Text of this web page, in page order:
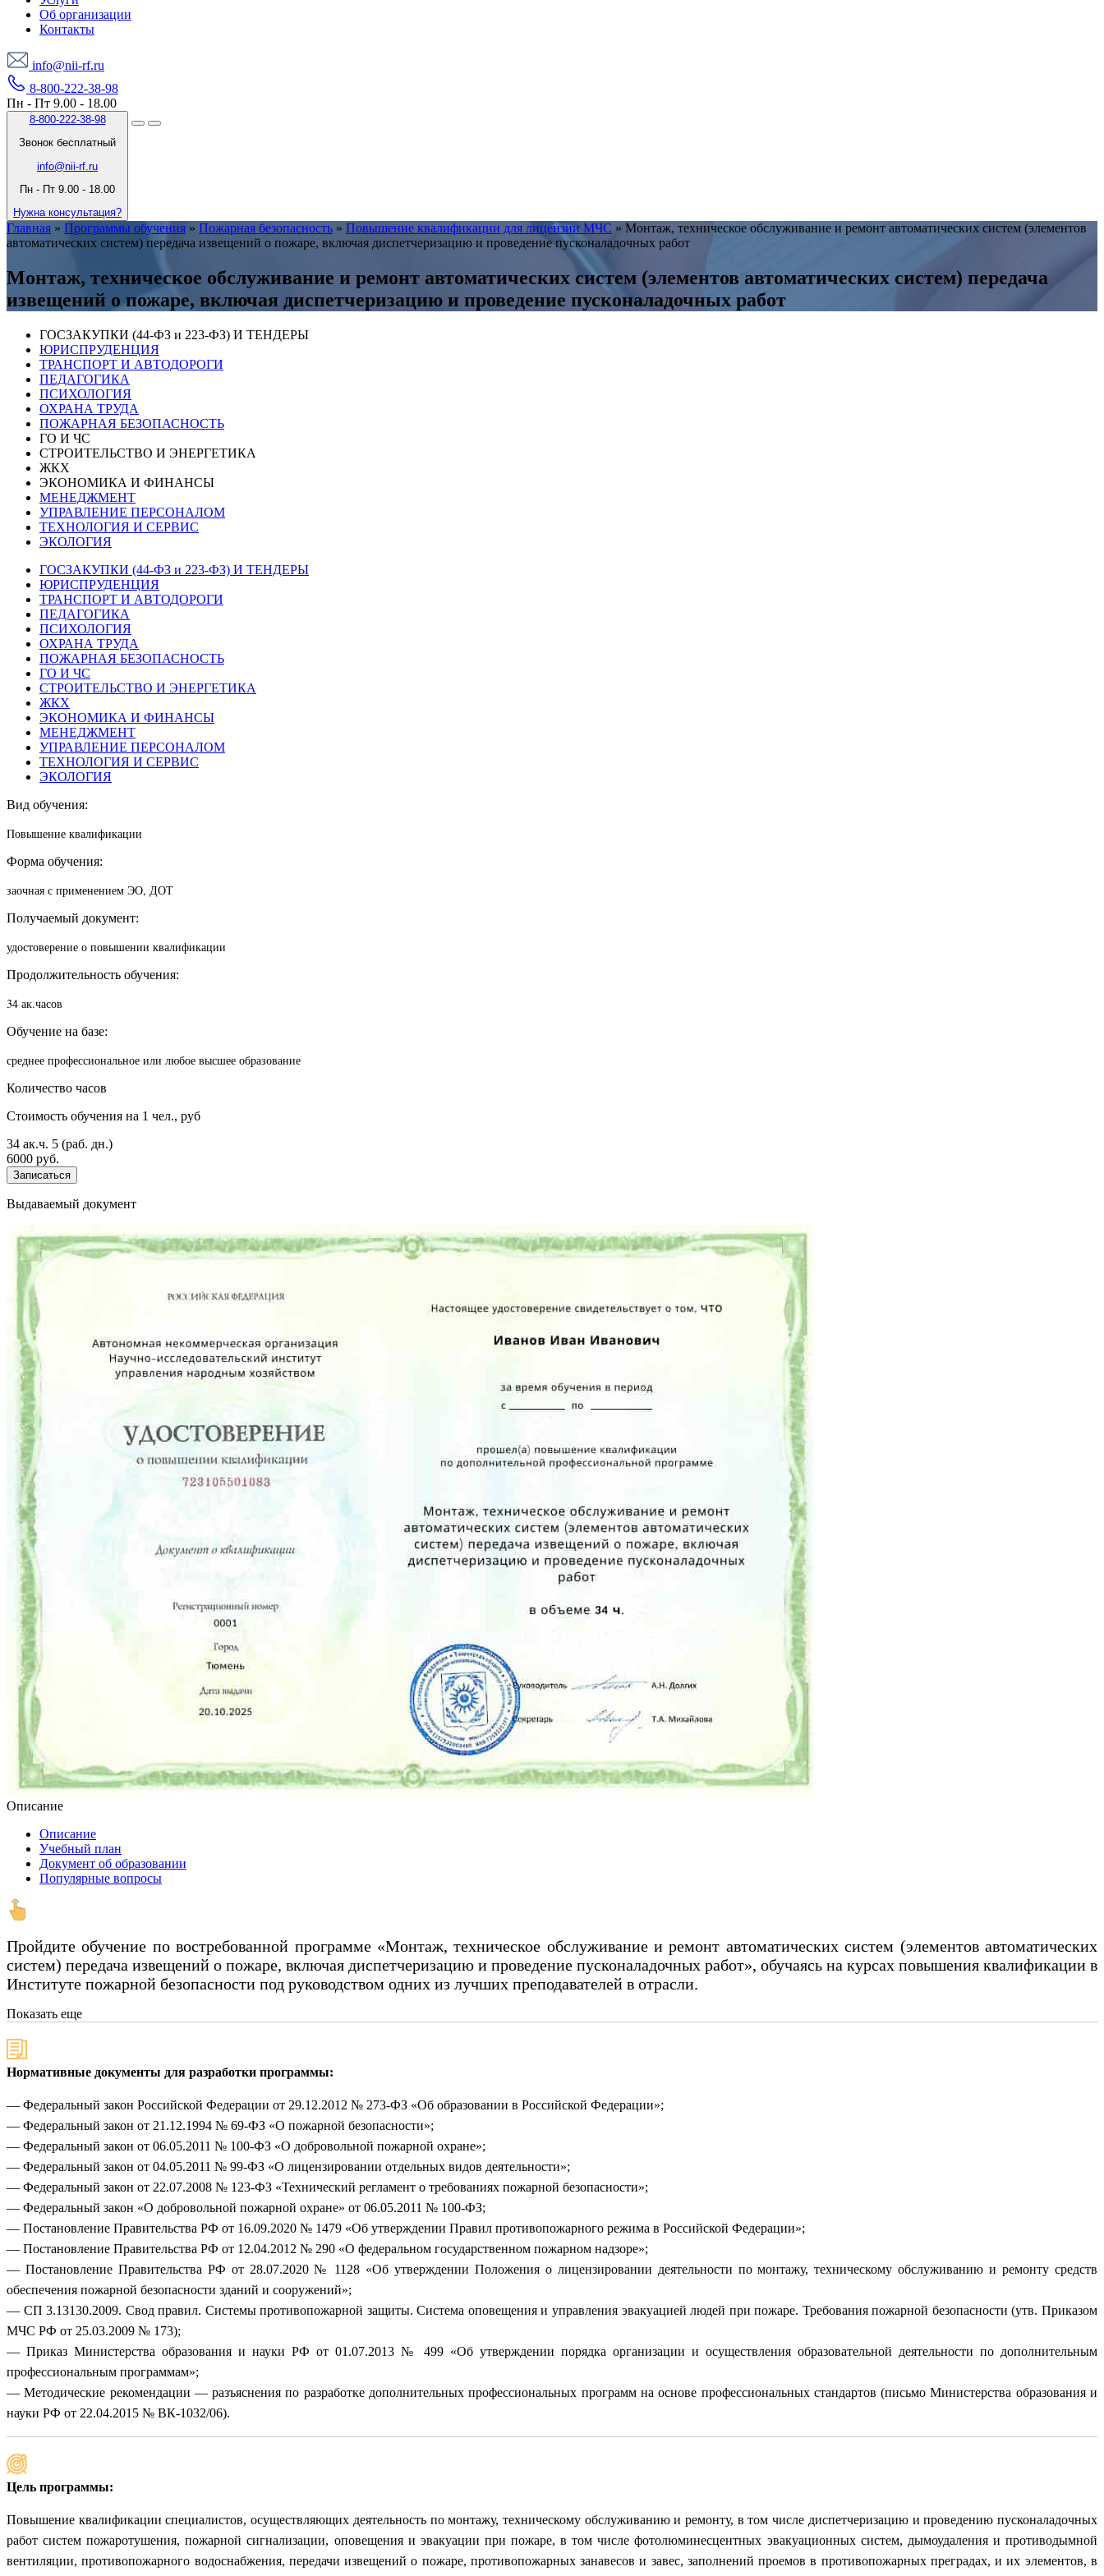
Об организации
Контакты
info@nii-rf.ru
8-800-222-38-98
Пн - Пт 9.00 - 18.00
8-800-222-38-98
Звонок бесплатный
info@nii-rf.ru
Пн - Пт 9.00 - 18.00
Нужна консультация?
Главная » Программы обучения » Пожарная безопасность » Повышение квалификации для лицензии МЧС » Монтаж, техническое обслуживание и ремонт автоматических систем (элементов
автоматических систем) передача извещений о пожаре, включая диспетчеризацию и проведение пусконаладочных работ
Монтаж, техническое обслуживание и ремонт автоматических систем (элементов автоматических систем) передача
извещений о пожаре, включая диспетчеризацию и проведение пусконаладочных работ
ГОСЗАКУПКИ (44-ФЗ и 223-ФЗ) И ТЕНДЕРЫ
ЮРИСПРУДЕНЦИЯ
ТРАНСПОРТ И АВТОДОРОГИ
ПЕДАГОГИКА
ПСИХОЛОГИЯ
ОХРАНА ТРУДА
ПОЖАРНАЯ БЕЗОПАСНОСТЬ
ГО И ЧС
СТРОИТЕЛЬСТВО И ЭНЕРГЕТИКА
ЖКХ
ЭКОНОМИКА И ФИНАНСЫ
МЕНЕДЖМЕНТ
УПРАВЛЕНИЕ ПЕРСОНАЛОМ
ТЕХНОЛОГИЯ И СЕРВИС
ЭКОЛОГИЯ
ГОСЗАКУПКИ (44-ФЗ и 223-ФЗ) И ТЕНДЕРЫ
ЮРИСПРУДЕНЦИЯ
ТРАНСПОРТ И АВТОДОРОГИ
ПЕДАГОГИКА
ПСИХОЛОГИЯ
ОХРАНА ТРУДА
ПОЖАРНАЯ БЕЗОПАСНОСТЬ
ГО И ЧС
СТРОИТЕЛЬСТВО И ЭНЕРГЕТИКА
ЖКХ
ЭКОНОМИКА И ФИНАНСЫ
МЕНЕДЖМЕНТ
УПРАВЛЕНИЕ ПЕРСОНАЛОМ
ТЕХНОЛОГИЯ И СЕРВИС
ЭКОЛОГИЯ
Вид обучения:
Повышение квалификации
Форма обучения:
заочная с применением ЭО, ДОТ
Получаемый документ:
удостоверение о повышении квалификации
Продолжительность обучения:
34 ак.часов
Обучение на базе:
среднее профессиональное или любое высшее образование
Количество часов
Стоимость обучения на 1 чел., руб
34 ак.ч. 5 (раб. дн.)
6000 руб.
Записаться
Выдаваемый документ
Описание
Описание
Учебный план
Документ об образовании
Популярные вопросы
Пройдите обучение по востребованной программе «Монтаж, техническое обслуживание и ремонт автоматических систем (элементов автоматических
систем) передача извещений о пожаре, включая диспетчеризацию и проведение пусконаладочных работ», обучаясь на курсах повышения квалификации в
Институте пожарной безопасности под руководством одних из лучших преподавателей в отрасли.
Показать еще
Нормативные документы для разработки программы:
— Федеральный закон Российской Федерации от 29.12.2012 № 273-ФЗ «Об образовании в Российской Федерации»;
— Федеральный закон от 21.12.1994 № 69-ФЗ «О пожарной безопасности»;
— Федеральный закон от 06.05.2011 № 100-ФЗ «О добровольной пожарной охране»;
— Федеральный закон от 04.05.2011 № 99-ФЗ «О лицензировании отдельных видов деятельности»;
— Федеральный закон от 22.07.2008 № 123-ФЗ «Технический регламент о требованиях пожарной безопасности»;
— Федеральный закон «О добровольной пожарной охране» от 06.05.2011 № 100-ФЗ;
— Постановление Правительства РФ от 16.09.2020 № 1479 «Об утверждении Правил противопожарного режима в Российской Федерации»;
— Постановление Правительства РФ от 12.04.2012 № 290 «О федеральном государственном пожарном надзоре»;
— Постановление Правительства РФ от 28.07.2020 № 1128 «Об утверждении Положения о лицензировании деятельности по монтажу, техническому обслуживанию и ремонту средств
обеспечения пожарной безопасности зданий и сооружений»;
— СП 3.13130.2009. Свод правил. Системы противопожарной защиты. Система оповещения и управления эвакуацией людей при пожаре. Требования пожарной безопасности (утв. Приказом
МЧС РФ от 25.03.2009 № 173);
— Приказ Министерства образования и науки РФ от 01.07.2013 № 499 «Об утверждении порядка организации и осуществления образовательной деятельности по дополнительным
профессиональным программам»;
— Методические рекомендации — разъяснения по разработке дополнительных профессиональных программ на основе профессиональных стандартов (письмо Министерства образования и
науки РФ от 22.04.2015 № ВК-1032/06).
Цель программы:
Повышение квалификации специалистов, осуществляющих деятельность по монтажу, техническому обслуживанию и ремонту, в том числе диспетчеризацию и проведению пусконаладочных
работ систем пожаротушения, пожарной сигнализации, оповещения и эвакуации при пожаре, в том числе фотолюминесцентных эвакуационных систем, дымоудаления и противодымной
вентиляции, противопожарного водоснабжения, передачи извещений о пожаре, противопожарных занавесов и завес, заполнений проемов в противопожарных преградах, и их элементов, в